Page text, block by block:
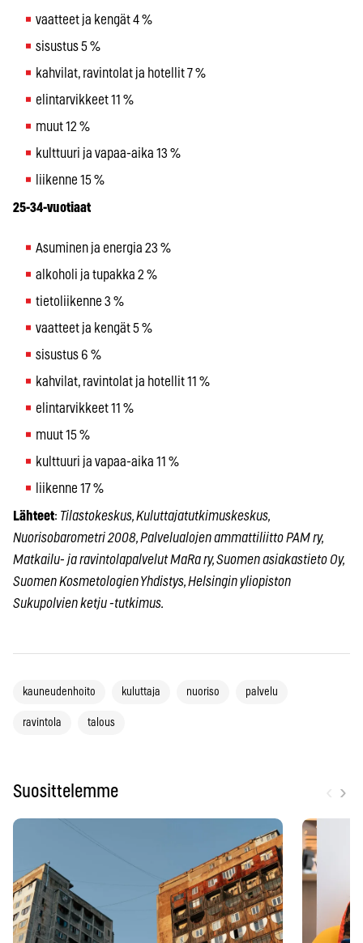
vaatteet ja kengät 4 %
sisustus 5 %
kahvilat, ravintolat ja hotellit 7 %
elintarvikkeet 11 %
muut 12 %
kulttuuri ja vapaa-aika 13 %
liikenne 15 %
25-34-vuotiaat
Asuminen ja energia 23 %
alkoholi ja tupakka 2 %
tietoliikenne 3 %
vaatteet ja kengät 5 %
sisustus 6 %
kahvilat, ravintolat ja hotellit 11 %
elintarvikkeet 11 %
muut 15 %
kulttuuri ja vapaa-aika 11 %
liikenne 17 %
Lähteet: Tilastokeskus, Kuluttajatutkimuskeskus,
Nuorisobarometri 2008, Palvelualojen ammattiliitto PAM ry,
Matkailu- ja ravintolapalvelut MaRa ry, Suomen asiakastieto Oy,
Suomen Kosmetologien Yhdistys, Helsingin yliopiston
Sukupolvien ketju -tutkimus.
kauneudenhoito kuluttaja nuoriso palvelu
ravintola talous
Suosittelemme ›